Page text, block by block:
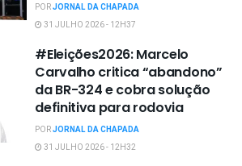
PORJORNAL DA CHAPADA
31 JULHO 2026 - 12H37
#Eleições2026: Marcelo
Carvalho critica “abandono”
da BR-324 e cobra solução
definitiva para rodovia
PORJORNAL DA CHAPADA
31 JULHO 2026 - 12H32